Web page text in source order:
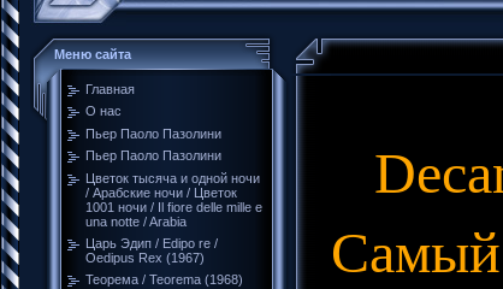
Меню сайта
Главная
О нас
Пьер Паоло Пазолини
Пьер Паоло Пазолини
Цветок тысяча и одной ночи
/ Арабские ночи / Цветок
1001 ночи / Il fiore delle mille e
una notte / Arabia
Царь Эдип / Edipo re /
Oedipus Rex (1967)
Теорема / Teorema (1968)
Самый